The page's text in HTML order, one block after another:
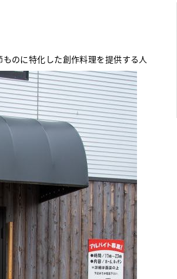
のに特化した創作料理を提供する人